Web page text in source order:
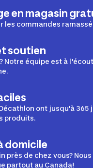
en magasin
les commandes
soutien
Notre équipe est à
ont jusqu'à 365
produits.
domicile
près de chez vous?
partout au Canada!